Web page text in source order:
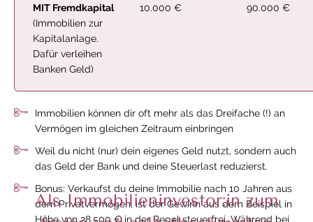
MIT Fremdkapital
(Immobilien zur
Kapitalanlage.
Dafür verleihen
Banken Geld)
10.000 € 90.000 €
Immobilien können dir oft mehr als das Dreifache (!) an
Vermögen im gleichen Zeitraum einbringen
Weil du nicht (nur) dein eigenes Geld nutzt, sondern auch
das Geld der Bank und deine Steuerlast reduzierst.
Bonus: Verkaufst du deine Immobilie nach 10 Jahren aus
dem Privatvermögen, ist der Gewinn aus dem Beispiel in
Höhe von 28.500 € in der Regel steuerfrei. Während bei
Als Immobilieninvestor:in zum